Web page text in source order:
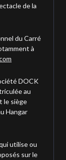
de la
du Carré
à
DOCK
au
le siège
Hangar
utilise ou
sur le